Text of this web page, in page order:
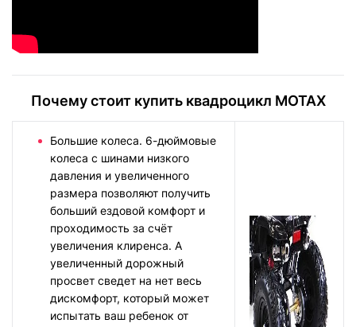
Почему стоит купить квадроцикл MOTAX
Большие колеса. 6-дюймовые
колеса с шинами низкого
давления и увеличенного
размера позволяют получить
больший ездовой комфорт и
проходимость за счёт
увеличения клиренса. А
увеличенный дорожный
просвет сведет на нет весь
дискомфорт, который может
испытать ваш ребенок от